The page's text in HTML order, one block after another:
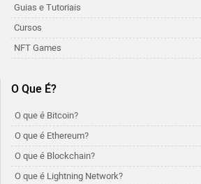
Guias e Tutoriais
Cursos
NFT Games
O Que É?
O que é Bitcoin?
O que é Ethereum?
O que é Blockchain?
O que é Lightning Network?